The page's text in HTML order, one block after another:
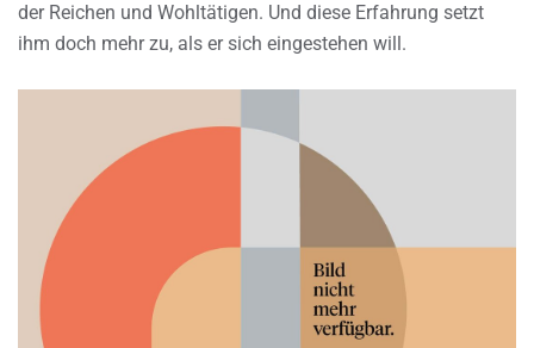
der Reichen und Wohltätigen. Und diese Erfahrung setzt
ihm doch mehr zu, als er sich eingestehen will.